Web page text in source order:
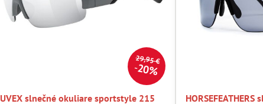
29,95 €
20%
UVEX slnečné okuliare sportstyle 215